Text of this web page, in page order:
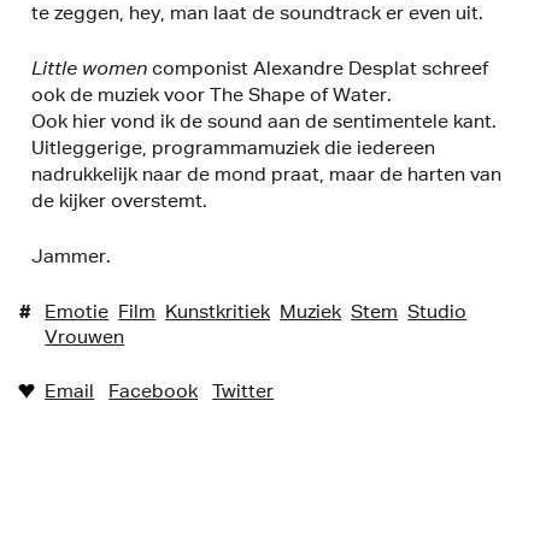
te zeggen, hey, man laat de soundtrack er even uit.
Little women componist Alexandre Desplat schreef
ook de muziek voor The Shape of Water.
Ook hier vond ik de sound aan de sentimentele kant.
Uitleggerige, programmamuziek die iedereen
nadrukkelijk naar de mond praat, maar de harten van
de kijker overstemt.
Jammer.
# Emotie Film Kunstkritiek Muziek Stem Studio
Vrouwen
♥︎ Email Facebook Twitter